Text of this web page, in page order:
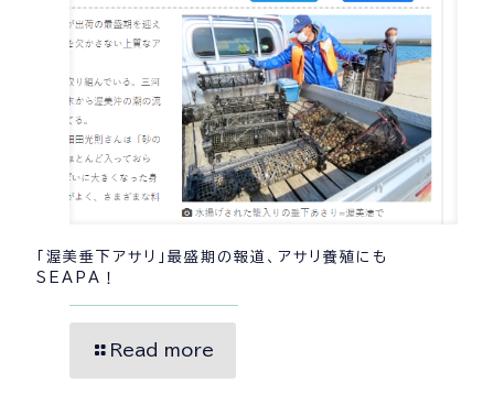
「渥美垂下アサリ」最盛期の報道、アサリ養殖にも
SEAPA！
Read more